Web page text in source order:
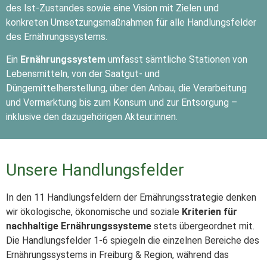
des Ist-Zustandes sowie eine Vision mit Zielen und
konkreten Umsetzungsmaßnahmen für alle Handlungsfelder
des Ernährungssystems.
Ein Ernährungssystem umfasst sämtliche Stationen von
Lebensmitteln, von der Saatgut- und
Düngemittelherstellung, über den Anbau, die Verarbeitung
und Vermarktung bis zum Konsum und zur Entsorgung –
inklusive den dazugehörigen Akteur:innen.
Unsere Handlungsfelder
In den 11 Handlungsfeldern der Ernährungsstrategie denken
wir ökologische, ökonomische und soziale Kriterien für
nachhaltige Ernährungssysteme stets übergeordnet mit.
Die Handlungsfelder 1-6 spiegeln die einzelnen Bereiche des
Ernährungssystems in Freiburg & Region, während das